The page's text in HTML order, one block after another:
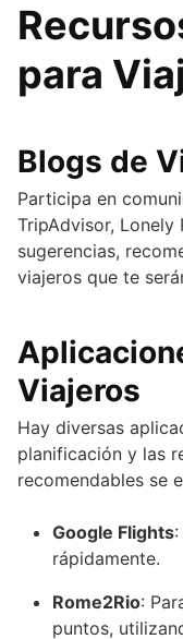
para
Blogs de
Participa en
TripAdvisor, Lonely
sugerencias,
viajeros que te
Viajeros
Hay diversas
planificación y las
recomendables se
Google Flights
rápidamente.
Rome2Rio:
puntos,